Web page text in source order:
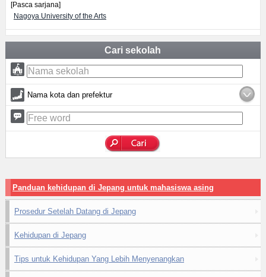
[Pasca sarjana]
Nagoya University of the Arts
Cari sekolah
Nama kota dan prefektur
Panduan kehidupan di Jepang untuk mahasiswa asing
Prosedur Setelah Datang di Jepang
Kehidupan di Jepang
Tips untuk Kehidupan Yang Lebih Menyenangkan